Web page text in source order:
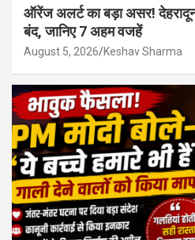
ऑरेंज अलर्ट का बड़ा असर!
बंद, जानिए 7 अहम वजहें
August 5, 2026 Keshav Sharma